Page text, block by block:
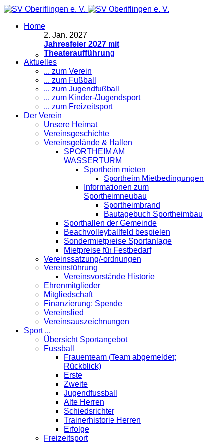
Home
2. Jan. 2027
Jahresfeier 2027 mit
Theateraufführung
Aktuelles
... zum Verein
... zum Fußball
... zum Jugendfußball
... zum Kinder-/Jugendsport
... zum Freizeitsport
Der Verein
Unsere Heimat
Vereinsgeschichte
Vereinsgelände & Hallen
SPORTHEIM AM
WASSERTURM
Sportheim mieten
Sportheim Mietbedingungen
Informationen zum
Sportheimneubau
Sportheimbrand
Bautagebuch Sportheimbau
Sporthallen der Gemeinde
Beachvolleyballfeld bespielen
Sondermietpreise Sportanlage
Mietpreise für Festbedarf
Vereinssatzung/-ordnungen
Vereinsführung
Vereinsvorstände Historie
Ehrenmitglieder
Mitgliedschaft
Finanzierung: Spende
Vereinslied
Vereinsauszeichnungen
Sport ...
Übersicht Sportangebot
Fussball
Frauenteam (Team abgemeldet;
Rückblick)
Erste
Zweite
Jugendfussball
Alte Herren
Schiedsrichter
Trainerhistorie Herren
Erfolge
Freizeitsport